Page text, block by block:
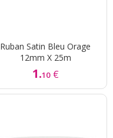
Ruban Satin Bleu Orage
12mm X 25m
1.10 €